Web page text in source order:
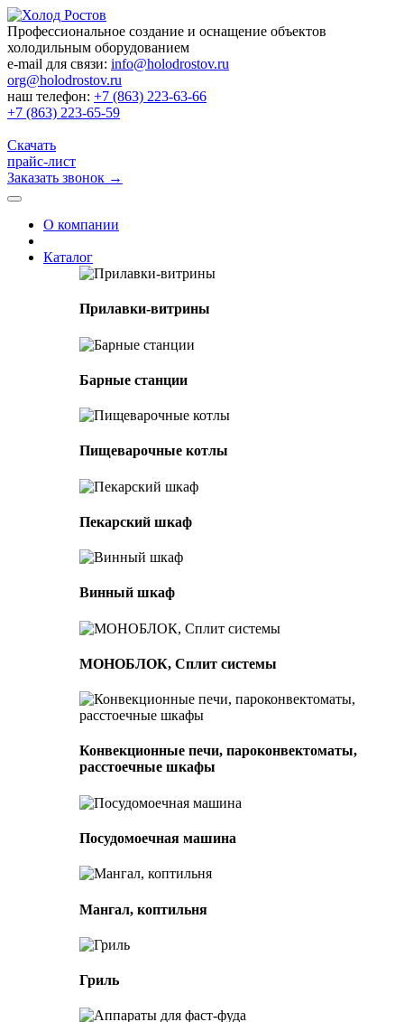
Профессиональное создание и оснащение объектов
холодильным оборудованием
e-mail для связи: info@holodrostov.ru
org@holodrostov.ru
наш телефон: +7 (863) 223-63-66
+7 (863) 223-65-59
Скачать
прайс-лист
Заказать звонок →
О компании
Каталог
Прилавки-витрины
Барные станции
Пищеварочные котлы
Пекарский шкаф
Винный шкаф
МОНОБЛОК, Сплит системы
Конвекционные печи, пароконвектоматы,
расстоечные шкафы
Посудомоечная машина
Мангал, коптильня
Гриль